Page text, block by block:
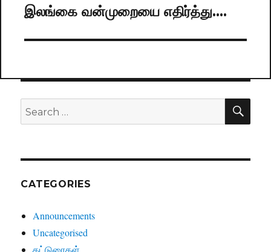
Next
இலங்கை வன்முறையை எதிர்த்து….
Search
for:
CATEGORIES
Announcements
Uncategorised
கட்டுரைகள்